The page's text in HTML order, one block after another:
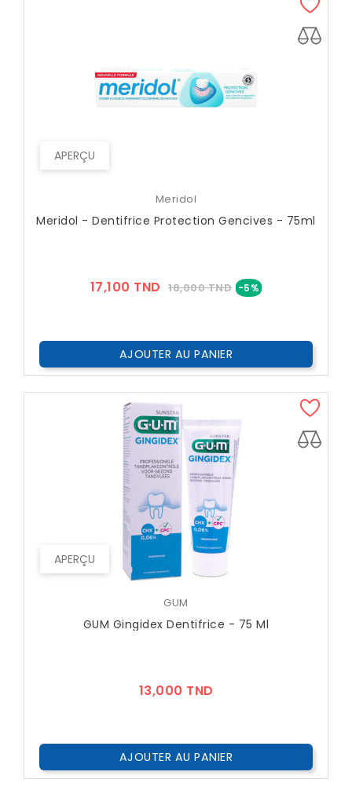
APERÇU
Meridol
Meridol - Dentifrice Protection Gencives - 75ml
17,100 TND Prix
18,000 TND -5%Prix
AJOUTER AU PANIER
APERÇU
GUM
GUM Gingidex Dentifrice - 75 Ml
13,000 TND
AJOUTER AU PANIER